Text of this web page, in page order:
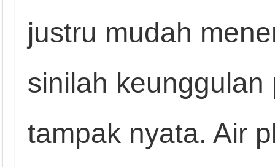
justru mudah
sinilah
tampak nyata. Air